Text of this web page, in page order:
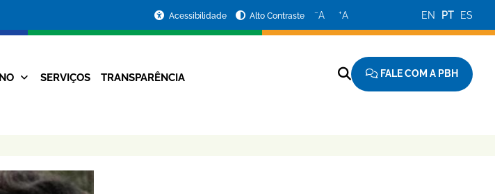
Acessibilidade Alto Contraste −A +A EN PT ES
SERVIÇOS TRANSPARÊNCIA FALE COM A PBH